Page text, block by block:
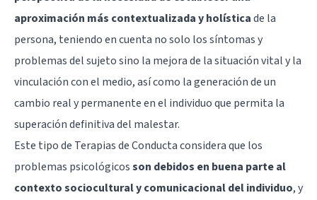
aproximación más contextualizada y holísticade la
persona, teniendo en cuenta no solo los síntomas y
problemas del sujeto sino la mejora de la situación vital y la
vinculación con el medio, así como la generación de un
cambio real y permanente en el individuo que permita la
superación definitiva del malestar.
Este tipo de Terapias de Conducta considera que los
problemas psicológicosson debidos en buena parte al
contexto sociocultural y comunicacional del individuo, y